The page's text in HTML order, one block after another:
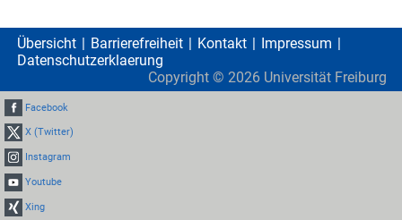
Übersicht Barrierefreiheit Kontakt
Impressum
Datenschutzerklaerung
Copyright © 2026 Universität Freiburg
Facebook
X (Twitter)
Instagram
Youtube
Xing